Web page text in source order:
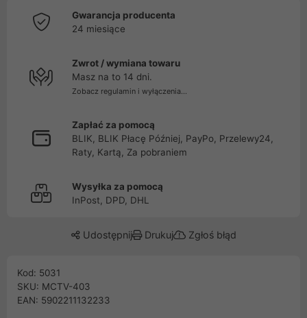
Gwarancja producenta
24 miesiące
Zwrot / wymiana towaru
Masz na to 14 dni.
Zobacz regulamin i wyłączenia...
Zapłać za pomocą
BLIK, BLIK Płacę Później, PayPo, Przelewy24,
Raty, Kartą, Za pobraniem
Wysyłka za pomocą
InPost, DPD, DHL
Udostępnij Drukuj Zgłoś błąd
Kod: 5031
SKU: MCTV-403
EAN: 5902211132233